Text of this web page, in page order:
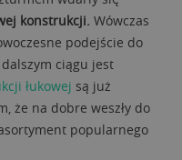
konstrukcji. Wówczas
podejście do
ciągu jest
łukowej są już
że na dobre weszły do
popularnego